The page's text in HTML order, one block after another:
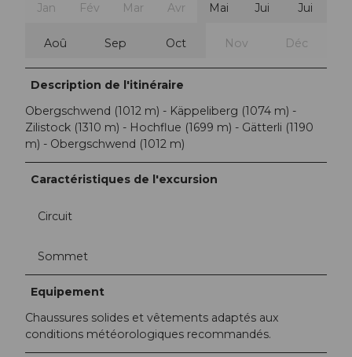
Jan Fév Mar Avr Mai Jui Jui
Aoû Sep Oct Nov Déc
Description de l'itinéraire
Obergschwend (1012 m) - Käppeliberg (1074 m) -
Zilistock (1310 m) - Hochflue (1699 m) - Gätterli (1190
m) - Obergschwend (1012 m)
Caractéristiques de l'excursion
Circuit
Sommet
Equipement
Chaussures solides et vêtements adaptés aux
conditions météorologiques recommandés.